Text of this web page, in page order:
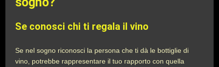
Se conosci chi ti regala il vino
Se nel sogno riconosci la persona che ti dà le bottiglie di
vino, potrebbe rappresentare il tuo rapporto con quella